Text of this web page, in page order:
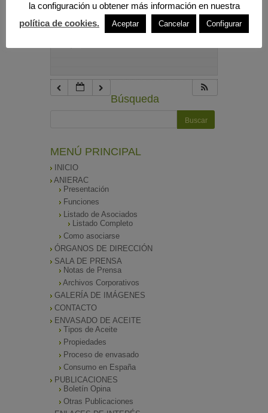
10:00 pm
Búsqueda
MENÚ PRINCIPAL
INICIO
ANIERAC
Presentación
Funciones
Listado de Asociados
Listado Completo
Como asociarse
ÓRGANOS DE DIRECCIÓN
SALA DE PRENSA
Notas de Prensa
Archivos Corporativos
GALERÍA DE IMÁGENES
CONTACTO
ENVASADO DE ACEITE
Tipos de Aceite
Propiedades
Proceso de envasado
Consumo en España
PUBLICACIONES
Boletín Opina
Otras Publicaciones
la configuración u obtener más información en nuestra
política de cookies.
Aceptar Cancelar Configurar